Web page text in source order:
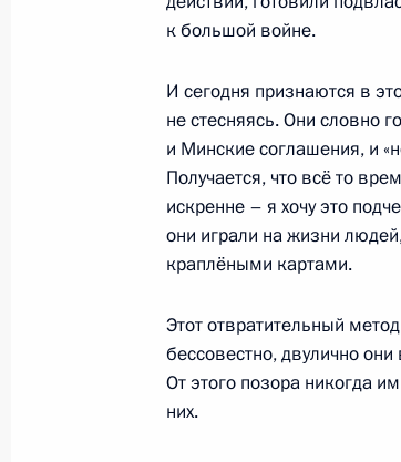
21 июня 2023 года, среда
Ответ на вопрос
21 июня 2023 года, 15:45
16 июня 2023 года,
Пленарное заседание
16 июня 2023 года, 17:50
к большой войне.
И сегодня признаются в
не стесняясь. Они словно
и Минские соглашения, и
Получается, что всё то
искренне – я хочу это
они играли на жизни
краплёными картами.
Этот отвратительный
бессовестно, двулично
От этого позора никогда
них.